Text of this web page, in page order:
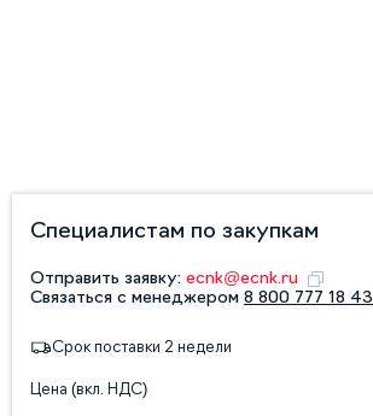
Специалистам по закупкам
Отправить заявку: ecnk@ecnk.ru
Связаться с менеджером 8 800 777 18 43
Срок поставки 2 недели
Цена (вкл. НДС)